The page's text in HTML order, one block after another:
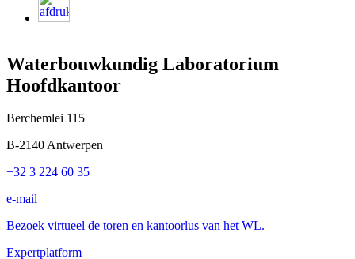
Waterbouwkundig Laboratorium
Hoofdkantoor
Berchemlei 115
B-2140 Antwerpen
+32 3 224 60 35
e-mail
Bezoek virtueel de toren en kantoorlus van het WL.
Expertplatform